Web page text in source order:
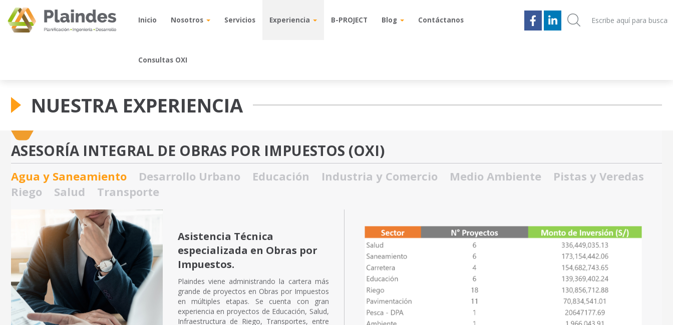
Inicio Nosotros Servicios Experiencia B-PROJECT Blog Contáctanos
Consultas OXI
Inicio Nosotros Servicios Experiencia B-PROJECT Blog Contáctanos
Consultas OXI
NUESTRA EXPERIENCIA
ASESORÍA INTEGRAL DE OBRAS POR IMPUESTOS (OXI)
Agua y Saneamiento Desarrollo Urbano Educación Industria y Comercio Medio Ambiente
Pistas y Veredas
Riego
Salud Transporte
Asistencia Técnica
especializada en Obras por
Impuestos.
Plaindes viene administrando la cartera más
grande de proyectos en Obras por Impuestos
en múltiples etapas. Se cuenta con gran
experiencia en proyectos de Educación, Salud,
Infraestructura de Riego, Transportes, entre